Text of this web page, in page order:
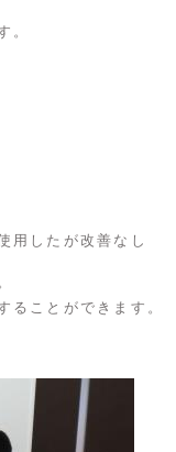
。
用したが改善なし
ことができます。